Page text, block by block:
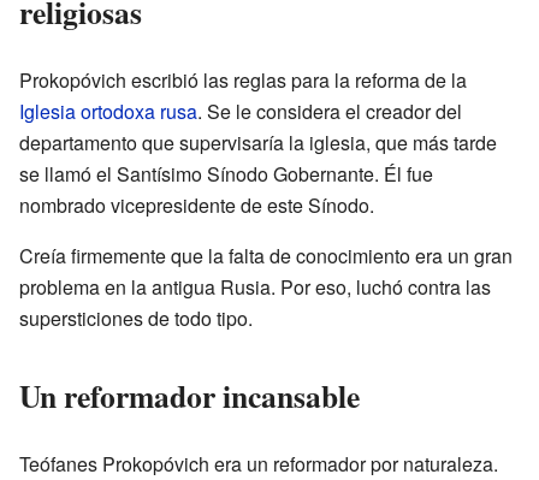
religiosas
Prokopóvich escribió las reglas para la reforma de la
Iglesia ortodoxa rusa. Se le considera el creador del
departamento que supervisaría la iglesia, que más tarde
se llamó el Santísimo Sínodo Gobernante. Él fue
nombrado vicepresidente de este Sínodo.
Creía firmemente que la falta de conocimiento era un gran
problema en la antigua Rusia. Por eso, luchó contra las
supersticiones de todo tipo.
Un reformador incansable
Teófanes Prokopóvich era un reformador por naturaleza.